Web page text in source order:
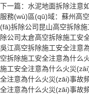
下一篇： 水泥地面拆除注意
服務(wù)區(qū)域： 蘇州高
(fā)拆除公司 昆山高空拆除
除公司太倉高空拆除施工安
吳江高空拆除施工安全注意
空拆除施工安全注意為什么
施工安全注意為什么火災
全注意為什么火災(zāi)事故
全注意為什么火災(zāi)事故